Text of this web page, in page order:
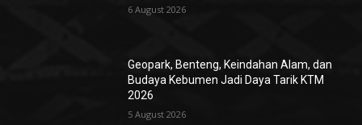
6 August 2026
Geopark, Benteng, Keindahan Alam, dan
Budaya Kebumen Jadi Daya Tarik KTM
2026
5 August 2026